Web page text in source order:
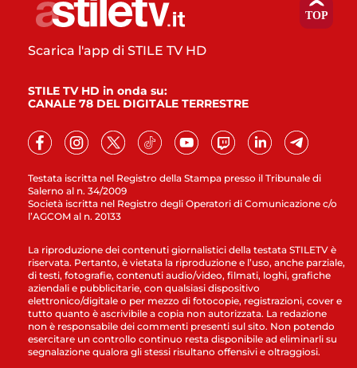
Testata iscritta nel Registro della Stampa presso il Tribunale di
Salerno al n. 34/2009
Società iscritta nel Registro degli Operatori di Comunicazione c/o
l’AGCOM al n. 20133
Scarica l'app di STILE TV HD
STILE TV HD in onda su:
CANALE 78 DEL DIGITALE TERRESTRE
La riproduzione dei contenuti giornalistici della testata STILETV è
riservata. Pertanto, è vietata la riproduzione e l’uso, anche parziale,
di testi, fotografie, contenuti audio/video, filmati, loghi, grafiche
aziendali e pubblicitarie, con qualsiasi dispositivo
elettronico/digitale o per mezzo di fotocopie, registrazioni, cover e
tutto quanto è ascrivibile a copia non autorizzata. La redazione
non è responsabile dei commenti presenti sul sito. Non potendo
esercitare un controllo continuo resta disponibile ad eliminarli su
segnalazione qualora gli stessi risultano offensivi e oltraggiosi.